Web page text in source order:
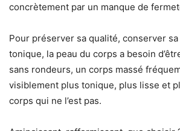
concrètement par un manque de
Pour préserver sa qualité, conserver
tonique, la peau du corps a besoin
sans rondeurs, un corps massé
visiblement plus tonique, plus lisse et
corps qui ne l’est pas.